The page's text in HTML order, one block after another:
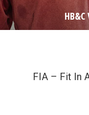
HB&C
FIA – Fit In